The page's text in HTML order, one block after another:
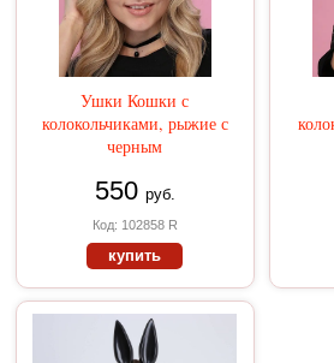
Ушки Кошки с
колокольчиками, рыжие с
черным
550 руб.
Код: 102858 R
купить